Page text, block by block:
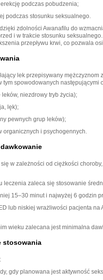
podczas pobudzenia;
podczas stosunku seksualnego.
zdolności Awanaﬁlu do
i w trakcie stosunku
przepływu krwi, co pozwala
lek przepisywany mężczyznom
tym spowodowanych następującymi
niezdrowy tryb życia);
lęk);
pewnych grup leków);
organicznych i psychogennych.
w zależności od ciężkości
leczenia zaleca się stosowanie
15–30 minut i najwyżej 6 godzin
lub niskiej wrażliwości pacjenta na
wieku zalecana jest minimalna
stosowania
gdy planowana jest aktywność